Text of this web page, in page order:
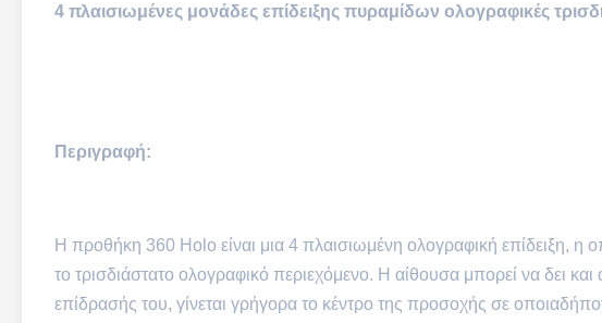
4 πλαισιωμένες μονάδες επίδειξης πυραμίδων ολογραφικές
Περιγραφή:
Η προθήκη 360 Holo είναι μια 4 πλαισιωμένη ολογραφική επίδειξη, η
το τρισδιάστατο ολογραφικό περιεχόμενο. Η αίθουσα μπορεί να δει
επίδρασής του, γίνεται γρήγορα το κέντρο της προσοχής σε